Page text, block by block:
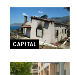
CAPITAL